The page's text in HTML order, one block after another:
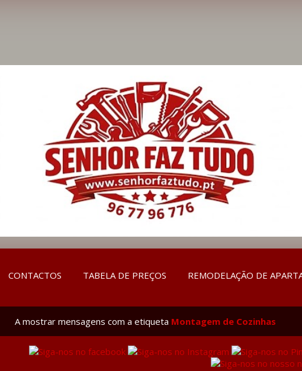
CONTACTOS TABELA DE PREÇOS REMODELAÇÃO DE
A mostrar mensagens com a etiqueta Montagem de Cozinhas